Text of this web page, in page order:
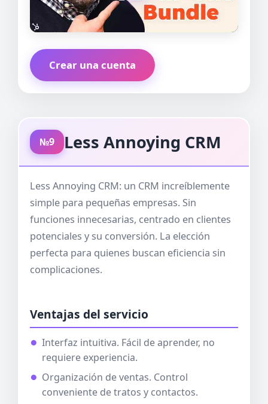
Crear una cuenta
№9 Less Annoying CRM
Less Annoying CRM: un CRM increíblemente
simple para pequeñas empresas. Sin
funciones innecesarias, centrado en clientes
potenciales y su conversión. La elección
perfecta para quienes buscan eficiencia sin
complicaciones.
Ventajas del servicio
Interfaz intuitiva. Fácil de aprender, no
requiere experiencia.
Organización de ventas. Control
conveniente de tratos y contactos.